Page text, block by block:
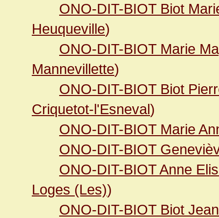
ONO-DIT-BIOT Biot
Heuqueville)
ONO-DIT-BIOT Marie
Mannevillette)
ONO-DIT-BIOT Biot
Criquetot-l'Esneval)
ONO-DIT-BIOT Marie
ONO-DIT-BIOT
ONO-DIT-BIOT Anne
Loges (Les))
ONO-DIT-BIOT Biot